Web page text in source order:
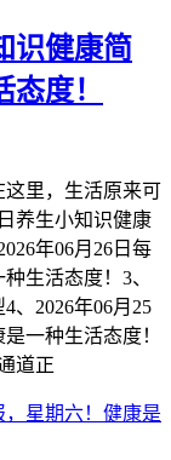
识健康简
度！
这里，生活原来可
养生小知识健康
年06月26日每
生活态度！3、
、2026年06月25
一种生活态度！
道正